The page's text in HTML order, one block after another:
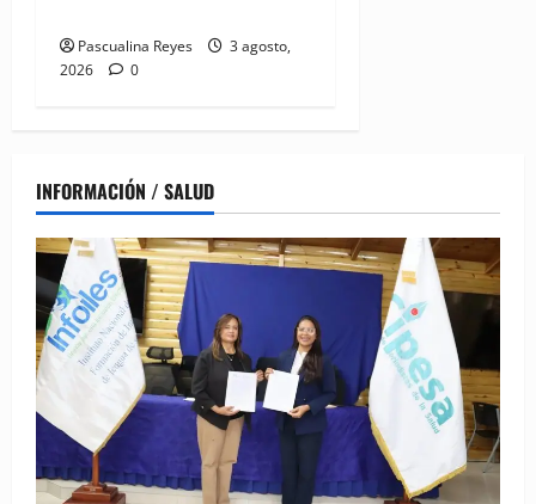
Pascualina Reyes
3 agosto,
2026
0
INFORMACIÓN / SALUD